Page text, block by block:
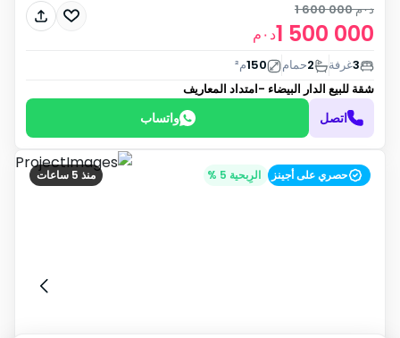
1 500 000د٠م
1 600 000 د٠م
3غرفة 2حمام 150م²
شقة للبيع الدار البيضاء -امتداد المعاريف
اتصل واتساب
منذ 5 ساعات حصري على أجينز الرِبحية 5 %